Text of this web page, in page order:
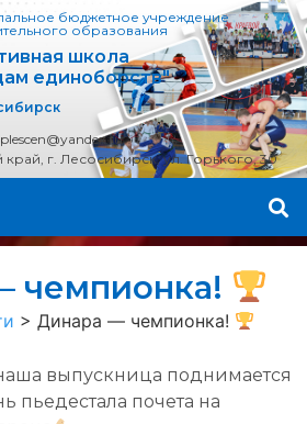
бюджетное учреждение
образования
школа
единоборств"
край, г. Лесосибирск, ул. Горького, 30
чемпионка!
> Динара — чемпионка!
выпускница поднимается
пьедестала почета на